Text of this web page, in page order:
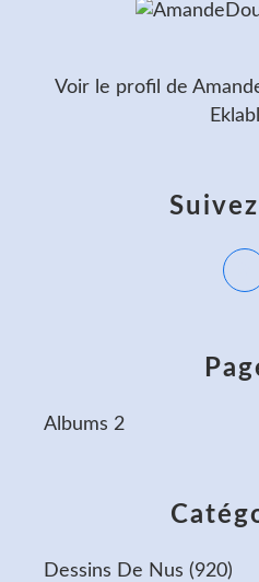
Dessins De Nus (920)
Albums 2
Voir le profil de